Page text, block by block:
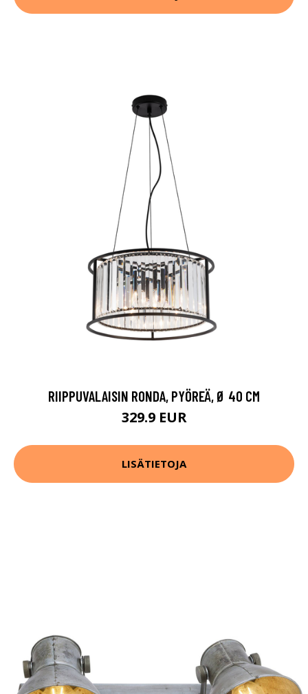
RIIPPUVALAISIN RONDA, PYÖREÄ, Ø 40 CM
329.9 EUR
LISÄTIETOJA